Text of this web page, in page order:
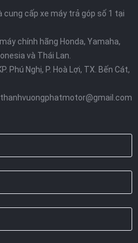
C mới
đồ phía trước được trang bị
yên rộng rãi
cấp xe máy trả góp số 1 tại
chính hãng Honda, Yamaha,
và Thái Lan.
Phú Nghị, P. Hoà Lợi, TX. Bến Cát,
thanhvuongphatmotor@gmail.com